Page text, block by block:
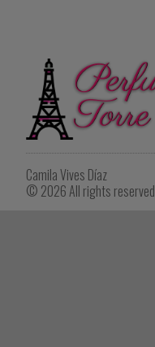
Camila Vives Díaz
© 2026 All rights reserved